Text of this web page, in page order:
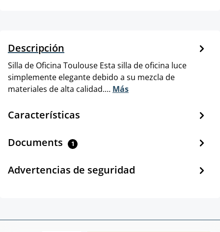
Descripción
Silla de Oficina Toulouse Esta silla de oficina luce
simplemente elegante debido a su mezcla de
materiales de alta calidad.… Más
Características
Documents 1
Advertencias de seguridad